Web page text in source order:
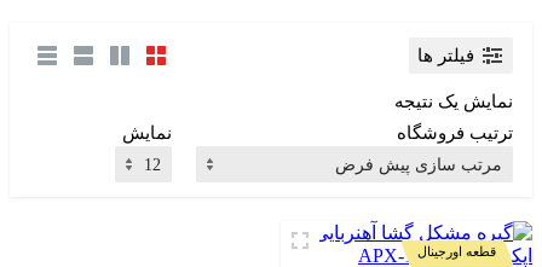
فیلتر ها
نمایش یک نتیجه
ترتیب فروشگاه
نمایش
قطعه اورجینال